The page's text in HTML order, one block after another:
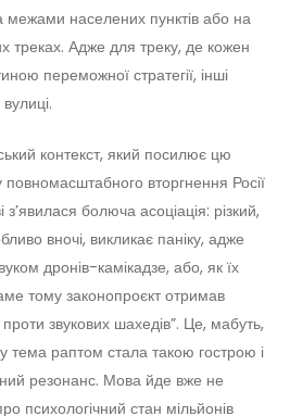
межами населених пунктів або на
треках. Адже для треку, де кожен
переможної стратегії, інші
контекст, який посилює цю
вторгнення Росії
з’явилася болюча асоціація: різкий,
вночі, викликає паніку, адже
дронів-камікадзе, або, як їх
тому законопроєкт отримав
звукових шахедів”. Це, мабуть,
раптом стала такою гострою і
резонанс. Мова йде вже не
психологічний стан мільйонів